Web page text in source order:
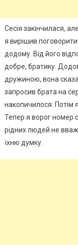
Сесія закінчилася,
я вирішив
додому. Від його
добре, братику.
дружиною, вона
запросив брата на
накопичилося. Потім
Тепер я ворог номер
рідних людей не
їхню думку.